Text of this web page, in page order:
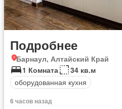
Подробнее
Барнаул, Алтайский Край
1 Комната
34 кв.м
оборудованная кухня
6 часов назад